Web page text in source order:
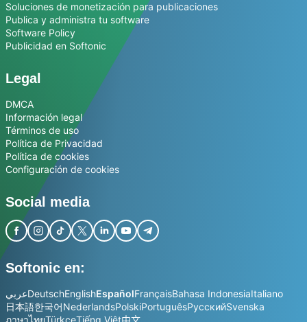
Soluciones de monetización para publicaciones
Publica y administra tu software
Software Policy
Publicidad en Softonic
Legal
DMCA
Información legal
Términos de uso
Política de Privacidad
Política de cookies
Configuración de cookies
Social media
Softonic en:
عربيDeutschEnglishEspañolFrançaisBahasa IndonesiaItaliano
日本語한국어NederlandsPolskiPortuguêsРусскийSvenska